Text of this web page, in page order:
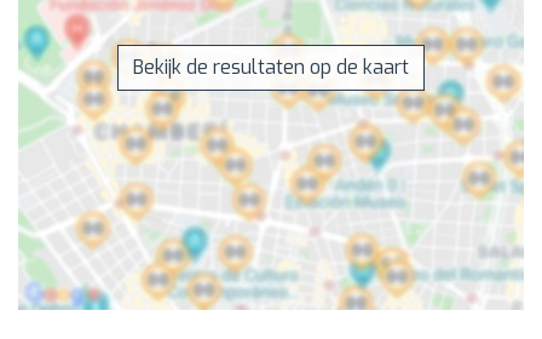
Bekijk de resultaten op de kaart